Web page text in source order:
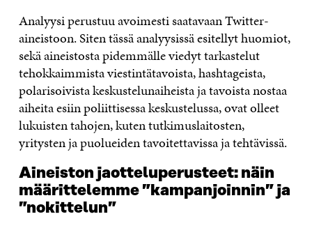
Analyysi perustuu avoimesti saatavaan Twitter-
aineistoon. Siten tässä analyysissä esitellyt huomiot,
sekä aineistosta pidemmälle viedyt tarkastelut
tehokkaimmista viestintätavoista, hashtageista,
polarisoivista keskustelunaiheista ja tavoista nostaa
aiheita esiin poliittisessa keskustelussa, ovat olleet
lukuisten tahojen, kuten tutkimuslaitosten,
yritysten ja puolueiden tavoitettavissa ja tehtävissä.
Aineiston jaotteluperusteet: näin
määrittelemme ”kampanjoinnin” ja
”nokittelun”